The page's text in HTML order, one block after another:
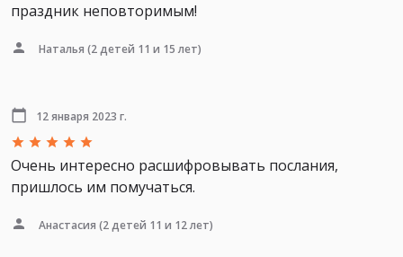
праздник неповторимым!
Наталья (2 детей 11 и 15 лет)
12 января 2023 г.
Очень интересно расшифровывать послания,
пришлось им помучаться.
Анастасия (2 детей 11 и 12 лет)